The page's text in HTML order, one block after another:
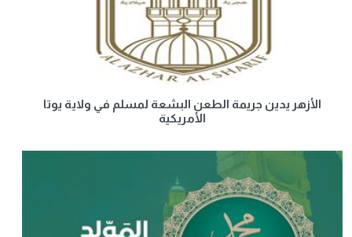
الأزهر يدين جريمة الطعن البشعة لمسلم في ولاية يوتا
الأمريكية